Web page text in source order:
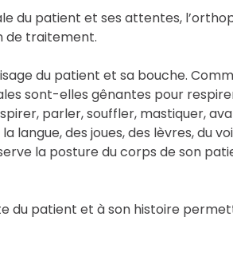
du patient et ses attentes,
de traitement.
du patient et sa bouche.
sont-elles gênantes pour
parler, souffler, mastiquer,
langue, des joues, des lèvres, du
la posture du corps de son
du patient et à son histoire